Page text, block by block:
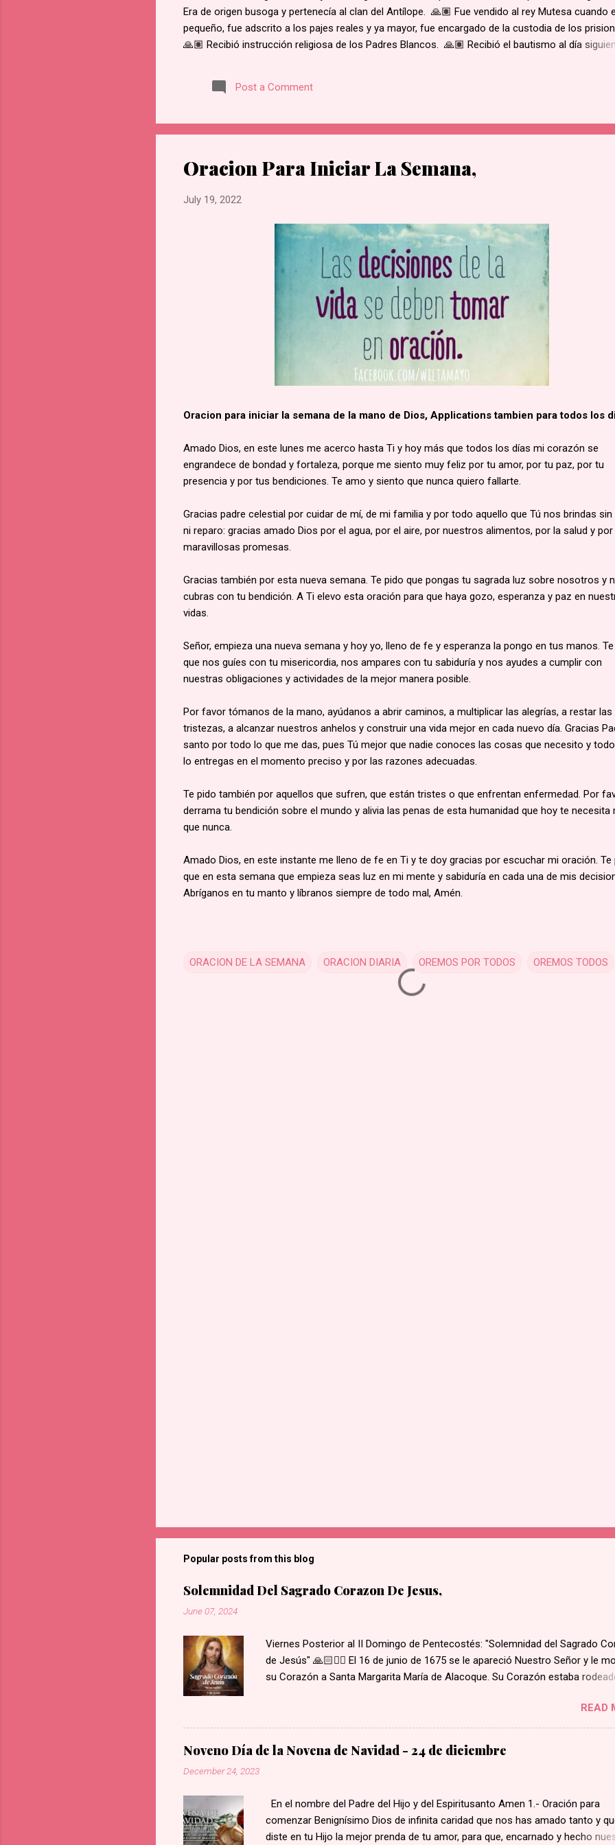
Era de origen busoga y pertenecía al clan del Antílope. 🙏🏽 Fue vendido al rey Mutesa cuando
pequeño, fue adscrito a los pajes reales y ya mayor, fue encargado de la custodia de los
🙏🏽 Recibió instrucción religiosa de los Padres Blancos. 🙏🏽 Recibió el bautismo al día
retractarse de su fe, rehusó. Junto con otros mártires se le condujo en una marcha hacia la
Namugongo, a unos 60 kms de su hogar. 🙏🏽 Según la costumbre, se ejecutaba a un prisionero
en Lubawo, fue alanceado y decapitado y sus restos dejados al borde del camino....
Post a Comment
Oracion Para Iniciar La Semana,
July 19, 2022
Oracion para iniciar la semana de la mano de Dios, Applications tambien para todos los
Amado Dios, en este lunes me acerco hasta Ti y hoy más que todos los días mi corazón se
engrandece de bondad y fortaleza, porque me siento muy feliz por tu amor, por tu paz, por tu
presencia y por tus bendiciones. Te amo y siento que nunca quiero fallarte.
Gracias padre celestial por cuidar de mí, de mi familia y por todo aquello que Tú nos brindas sin
ni reparo: gracias amado Dios por el agua, por el aire, por nuestros alimentos, por la salud y
maravillosas promesas.
Gracias también por esta nueva semana. Te pido que pongas tu sagrada luz sobre nosotros y
cubras con tu bendición. A Ti elevo esta oración para que haya gozo, esperanza y paz en
vidas.
Señor, empieza una nueva semana y hoy yo, lleno de fe y esperanza la pongo en tus manos.
que nos guíes con tu misericordia, nos ampares con tu sabiduría y nos ayudes a cumplir con
nuestras obligaciones y actividades de la mejor manera posible.
Por favor tómanos de la mano, ayúdanos a abrir caminos, a multiplicar las alegrías, a restar las
tristezas, a alcanzar nuestros anhelos y construir una vida mejor en cada nuevo día. Gracias
santo por todo lo que me das, pues Tú mejor que nadie conoces las cosas que necesito y
lo entregas en el momento preciso y por las razones adecuadas.
Te pido también por aquellos que sufren, que están tristes o que enfrentan enfermedad. Por
derrama tu bendición sobre el mundo y alivia las penas de esta humanidad que hoy te necesita
que nunca.
Amado Dios, en este instante me lleno de fe en Ti y te doy gracias por escuchar mi oración. Te
que en esta semana que empieza seas luz en mi mente y sabiduría en cada una de mis
Abríganos en tu manto y líbranos siempre de todo mal, Amén.
ORACION DE LA SEMANA ORACION DIARIA OREMOS POR TODOS OREMOS TODOS
Popular posts from this blog
Solemnidad Del Sagrado Corazon De Jesus,
June 07, 2024
Viernes Posterior al II Domingo de Pentecostés: "Solemnidad del Sagrado
de Jesús" 🙏🏻❤️‍🔥 El 16 de junio de 1675 se le apareció Nuestro Señor y le
su Corazón a Santa Margarita María de Alacoque. Su Corazón estaba
sangre y, del interior de su corazón, salía una cruz. Santa Margarita escuchó
Nuestro Señor decir: "He aquí el Corazón que tanto ha amado a los
cambio, de la mayor parte de los hombres no recibe nada más que ingratitud,
irreverencia y desprecio, en este sacramento de amor." He aquí las promesas
paz en sus familias. 9. Les consolaré en sus penas. 4. Seré su refugio seguro
durante la vida, y, sobre todo, en la hora de la muerte. 5. Derramaré
bendicion...
READ
Noveno Día de la Novena de Navidad - 24 de diciembre
December 24, 2023
En el nombre del Padre del Hijo y del Espiritusanto Amen 1.- Oración para
comenzar Benignísimo Dios de infinita caridad que nos has amado tanto y
diste en tu Hijo la mejor prenda de tu amor, para que, encarnado y hecho